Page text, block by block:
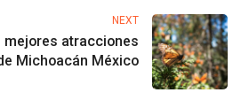
NEXT
mejores atracciones
Michoacán México